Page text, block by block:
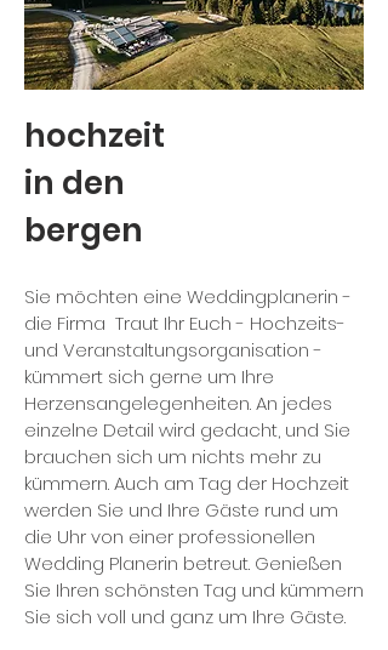
hochzeit
in den
bergen
Sie möchten eine Weddingplanerin -
die Firma Traut Ihr Euch - Hochzeits-
und Veranstaltungsorganisation -
kümmert sich gerne um Ihre
Herzensangelegenheiten. An jedes
einzelne Detail wird gedacht, und Sie
brauchen sich um nichts mehr zu
kümmern. Auch am Tag der Hochzeit
werden Sie und Ihre Gäste rund um
die Uhr von einer professionellen
Wedding Planerin betreut. Genießen
Sie Ihren schönsten Tag und kümmern
Sie sich voll und ganz um Ihre Gäste.